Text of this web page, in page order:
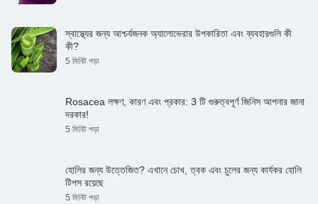
স্বাস্থ্যের জন্য আশ্চর্যজনক অ্যালোভেরার উপকারিতা এবং ব্যবহারগুলি কী
কী?
5 মিনিট পড়া
Rosacea লক্ষণ, কারণ এবং প্রকার: 3 টি গুরুত্বপূর্ণ জিনিস আপনার জানা
দরকার!
5 মিনিট পড়া
হোলির জন্য উত্তেজিত? এখানে চোখ, ত্বক এবং চুলের জন্য কার্যকর হোলি
টিপস রয়েছে
5 মিনিট পড়া